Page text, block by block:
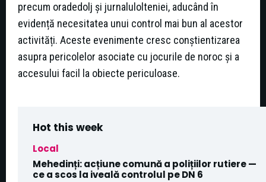
precum oradedolj și jurnalulolteniei, aducând în
evidență necesitatea unui control mai bun al acestor
activități. Aceste evenimente cresc conștientizarea
asupra pericolelor asociate cu jocurile de noroc și a
accesului facil la obiecte periculoase.
Hot this week
Local
Mehedinți: acțiune comună a polițiilor rutiere —
ce a scos la iveală controlul pe DN 6